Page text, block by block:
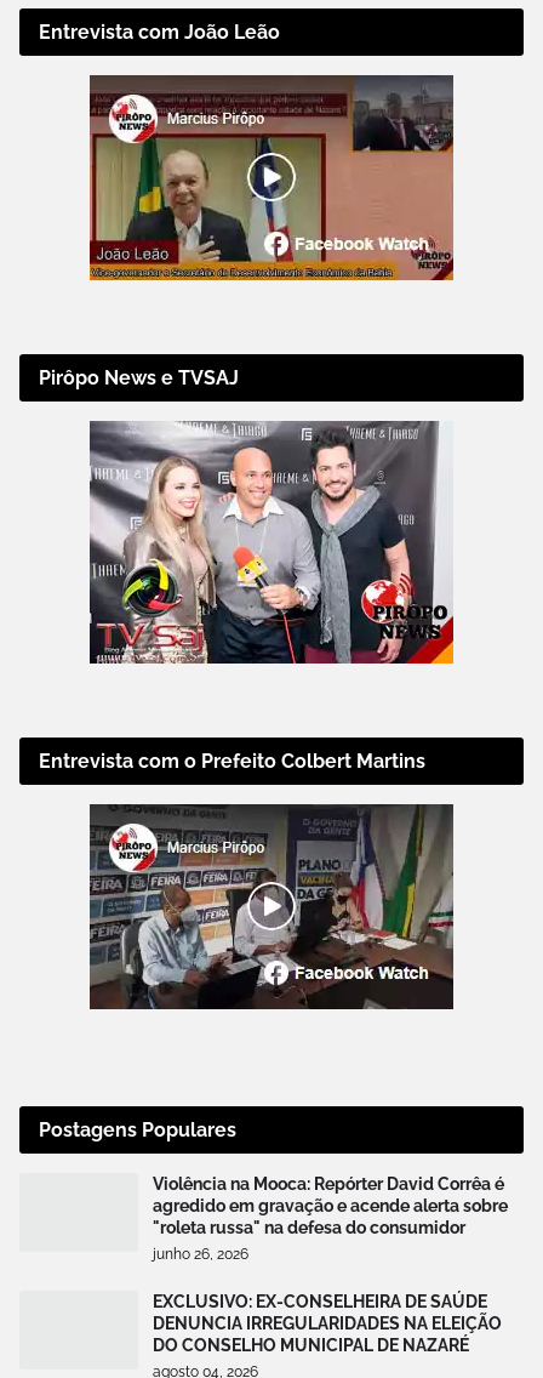
Entrevista com João Leão
Pirôpo News e TVSAJ
Entrevista com o Prefeito Colbert Martins
Postagens Populares
Violência na Mooca: Repórter David Corrêa é
agredido em gravação e acende alerta sobre
"roleta russa" na defesa do consumidor
junho 26, 2026
EXCLUSIVO: EX-CONSELHEIRA DE SAÚDE
DENUNCIA IRREGULARIDADES NA ELEIÇÃO
DO CONSELHO MUNICIPAL DE NAZARÉ
agosto 04, 2026